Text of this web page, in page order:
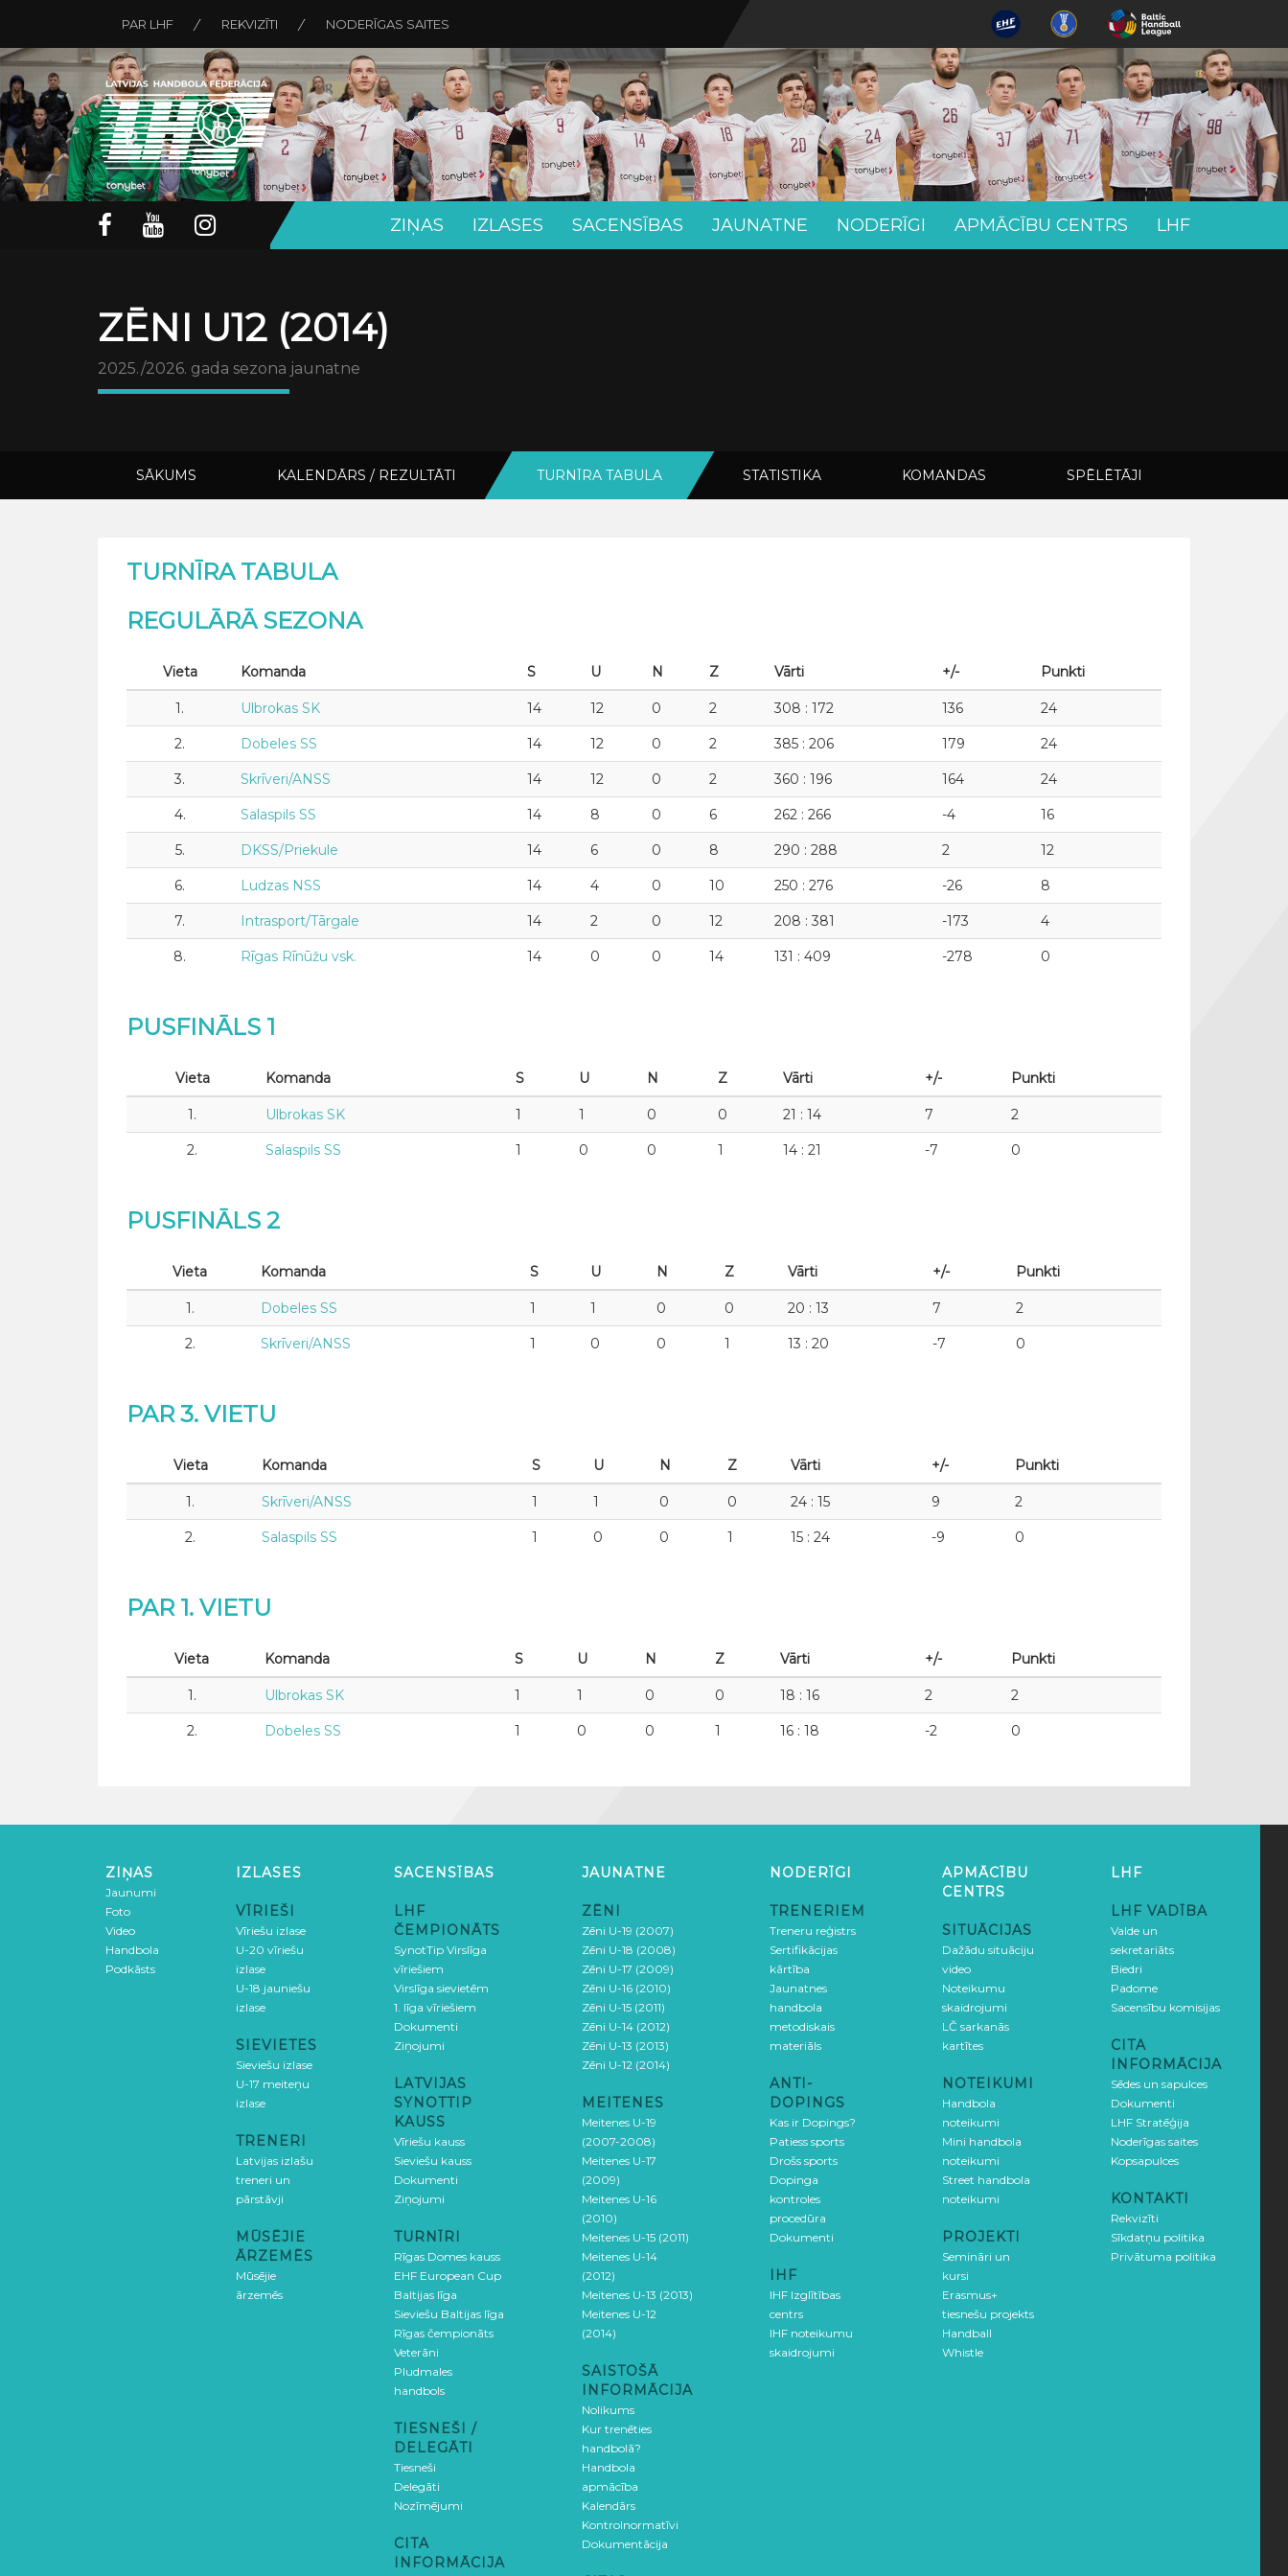
PAR LHF REKVIZĪTI NODERĪGAS SAITES
ZIŅAS IZLASES SACENSĪBAS JAUNATNE NODERĪGI APMĀCĪBU CENTRS LHF
ZĒNI U12 (2014)
2025./2026. gada sezona jaunatne
SĀKUMS KALENDĀRS / REZULTĀTI TURNĪRA TABULA STATISTIKA KOMANDAS SPĒLĒTĀJI
TURNĪRA TABULA
REGULĀRĀ SEZONA
Vieta Komanda S U N Z Vārti +/- Punkti
1. Ulbrokas SK 14 12 0 2 308 : 172 136 24
2. Dobeles SS 14 12 0 2 385 : 206 179 24
3. Skrīveri/ANSS 14 12 0 2 360 : 196 164 24
4. Salaspils SS 14 8 0 6 262 : 266 -4 16
5. DKSS/Priekule 14 6 0 8 290 : 288 2 12
6. Ludzas NSS 14 4 0 10 250 : 276 -26 8
7. Intrasport/Tārgale 14 2 0 12 208 : 381 -173 4
8. Rīgas Rīnūžu vsk. 14 0 0 14 131 : 409 -278 0
PUSFINĀLS 1
Vieta Komanda S U N Z Vārti +/- Punkti
1. Ulbrokas SK 1 1 0 0 21 : 14 7 2
2. Salaspils SS 1 0 0 1 14 : 21 -7 0
PUSFINĀLS 2
Vieta Komanda S U N Z Vārti +/- Punkti
1. Dobeles SS 1 1 0 0 20 : 13 7 2
2. Skrīveri/ANSS 1 0 0 1 13 : 20 -7 0
PAR 3. VIETU
Vieta Komanda S U N Z Vārti +/- Punkti
1. Skrīveri/ANSS 1 1 0 0 24 : 15 9 2
2. Salaspils SS 1 0 0 1 15 : 24 -9 0
PAR 1. VIETU
Vieta Komanda S U N Z Vārti +/- Punkti
1. Ulbrokas SK 1 1 0 0 18 : 16 2 2
2. Dobeles SS 1 0 0 1 16 : 18 -2 0
ZIŅAS
Jaunumi
Foto
Video
Handbola
Podkāsts
IZLASES
VĪRIEŠI
Vīriešu izlase
U-20 vīriešu
izlase
U-18 jauniešu
izlase
SIEVIETES
Sieviešu izlase
U-17 meiteņu
izlase
TRENERI
Latvijas izlašu
treneri un
pārstāvji
MŪSĒJIE
ĀRZEMĒS
Mūsējie
ārzemēs
SACENSĪBAS
LHF
ČEMPIONĀTS
SynotTip Virslīga
vīriešiem
Virslīga sievietēm
1. līga vīriešiem
Dokumenti
Ziņojumi
LATVIJAS
SYNOTTIP
KAUSS
Vīriešu kauss
Sieviešu kauss
Dokumenti
Ziņojumi
TURNĪRI
Rīgas Domes kauss
EHF European Cup
Baltijas līga
Sieviešu Baltijas līga
Rīgas čempionāts
Veterāni
Pludmales
handbols
TIESNEŠI /
DELEGĀTI
Tiesneši
Delegāti
Nozīmējumi
CITA
INFORMĀCIJA
JAUNATNE
ZĒNI
Zēni U-19 (2007)
Zēni U-18 (2008)
Zēni U-17 (2009)
Zēni U-16 (2010)
Zēni U-15 (2011)
Zēni U-14 (2012)
Zēni U-13 (2013)
Zēni U-12 (2014)
MEITENES
Meitenes U-19
(2007-2008)
Meitenes U-17
(2009)
Meitenes U-16
(2010)
Meitenes U-15 (2011)
Meitenes U-14
(2012)
Meitenes U-13 (2013)
Meitenes U-12
(2014)
SAISTOŠĀ
INFORMĀCIJA
Nolikums
Kur trenēties
handbolā?
Handbola
apmācība
Kalendārs
Kontrolnormatīvi
Dokumentācija
NODERĪGI
TRENERIEM
Treneru reģistrs
Sertifikācijas
kārtība
Jaunatnes
handbola
metodiskais
materiāls
ANTI-
DOPINGS
Kas ir Dopings?
Patiess sports
Drošs sports
Dopinga
kontroles
procedūra
Dokumenti
IHF
IHF Izglītības
centrs
IHF noteikumu
skaidrojumi
APMĀCĪBU
CENTRS
SITUĀCIJAS
Dažādu situāciju
video
Noteikumu
skaidrojumi
LČ sarkanās
kartītes
NOTEIKUMI
Handbola
noteikumi
Mini handbola
noteikumi
Street handbola
noteikumi
PROJEKTI
Semināri un
kursi
Erasmus+
tiesnešu projekts
Handball
Whistle
LHF
LHF VADĪBA
Valde un
sekretariāts
Biedri
Padome
Sacensību komisijas
CITA
INFORMĀCIJA
Sēdes un sapulces
Dokumenti
LHF Stratēģija
Noderīgas saites
Kopsapulces
KONTAKTI
Rekvizīti
Sīkdatņu politika
Privātuma politika